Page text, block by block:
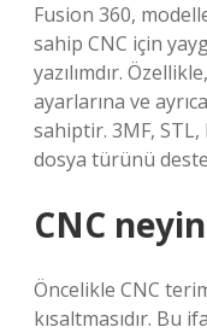
Fusion 360,
sahip CNC için
yazılımdır.
ayarlarına ve
sahiptir. 3MF, STL,
dosya türünü
CNC
Öncelikle CNC
kısaltmasıdır. Bu